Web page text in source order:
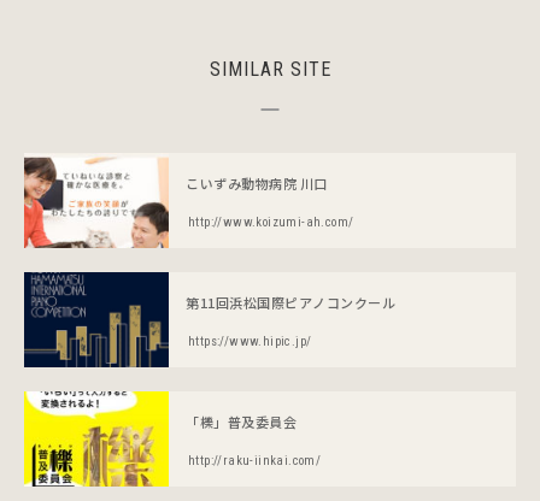
SIMILAR SITE
こいずみ動物病院 川口
http://www.koizumi-ah.com/
第11回浜松国際ピアノコンクール
https://www.hipic.jp/
「櫟」普及委員会
http://raku-iinkai.com/